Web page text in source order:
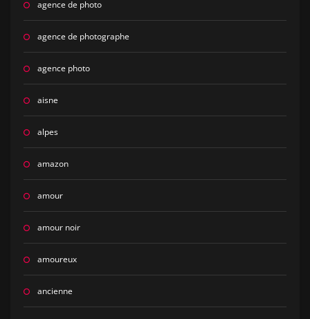
agence de photo
agence de photographe
agence photo
aisne
alpes
amazon
amour
amour noir
amoureux
ancienne